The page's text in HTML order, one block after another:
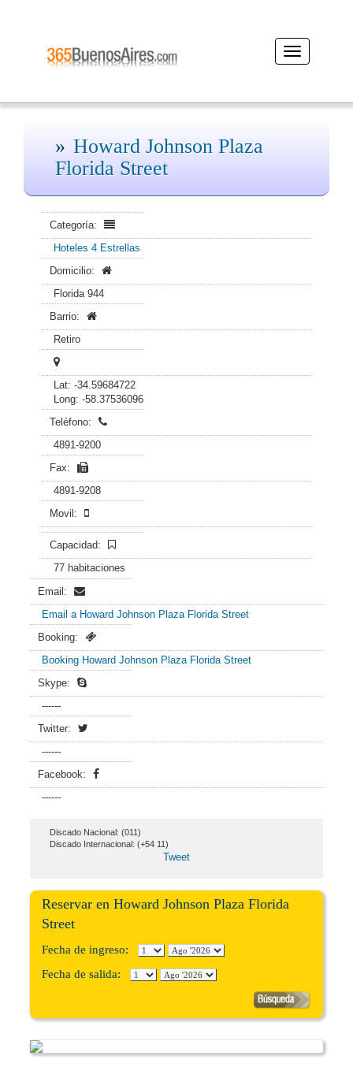
Desplegar
navegación
Howard Johnson Plaza
Florida Street
Categoría:
Hoteles 4 Estrellas
Domicilio:
Florida 944
Barrio:
Retiro
Lat: -34.59684722
Long: -58.37536096
Teléfono:
4891-9200
Fax:
4891-9208
Movil:
Capacidad:
77 habitaciones
Email:
Email a Howard Johnson Plaza Florida Street
Booking:
Booking Howard Johnson Plaza Florida Street
Skype:
------
Twitter:
------
Facebook:
------
Discado Nacional: (011)
Discado Internacional: (+54 11)
Tweet
Reservar en Howard Johnson Plaza Florida
Street
Fecha de ingreso:
Fecha de salida: